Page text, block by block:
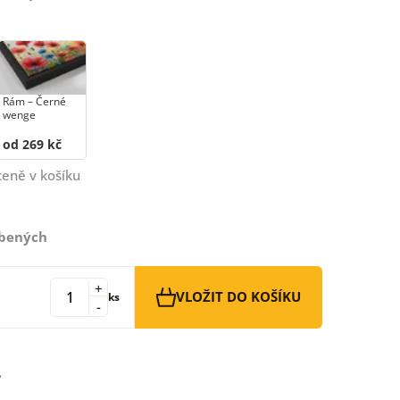
Rám –⁠⁠⁠⁠⁠⁠ Černé
wenge
od 269 kč
v košíku
-
+ ks VLOŽIT DO KOŠÍKU